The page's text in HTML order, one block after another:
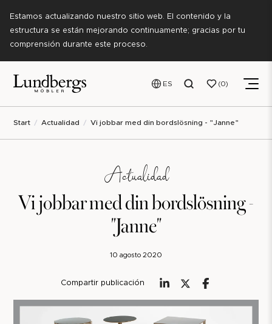
Estamos actualizando nuestro sitio web. El contenido y la
estructura se están mejorando continuamente; gracias por tu
comprensión durante este proceso.
ES 0
Start Actualidad Vi jobbar med din bordslösning - "Janne"
Actualidad
Vi jobbar med din bordslösning -
"Janne"
10 agosto 2020
Compartir publicación